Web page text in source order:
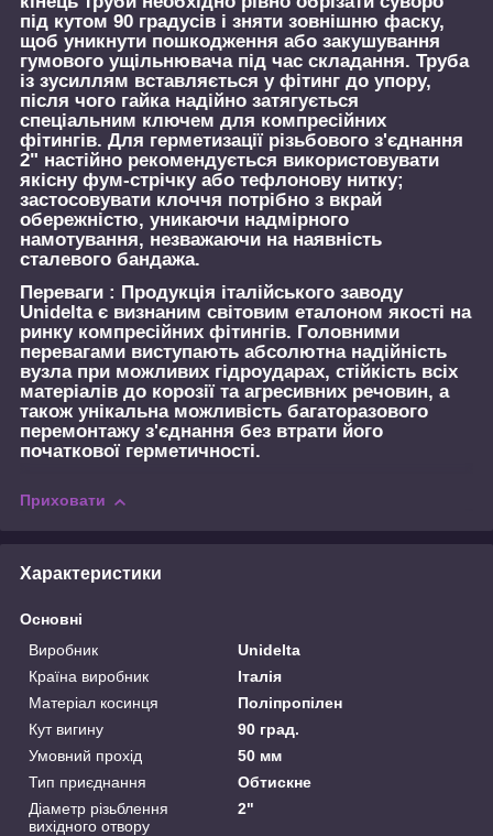
під кутом 90 градусів і зняти зовнішню фаску,
щоб уникнути пошкодження або закушування
гумового ущільнювача під час складання. Труба
із зусиллям вставляється у фітинг до упору,
після чого гайка надійно затягується
спеціальним ключем для компресійних
фітингів. Для герметизації різьбового з'єднання
2" настійно рекомендується використовувати
якісну фум-стрічку або тефлонову нитку;
застосовувати клоччя потрібно з вкрай
обережністю, уникаючи надмірного
намотування, незважаючи на наявність
сталевого бандажа.
Переваги : Продукція італійського заводу
Unidelta є визнаним світовим еталоном якості на
ринку компресійних фітингів. Головними
перевагами виступають абсолютна надійність
вузла при можливих гідроударах, стійкість всіх
матеріалів до корозії та агресивних речовин, а
також унікальна можливість багаторазового
перемонтажу з'єднання без втрати його
початкової герметичності.
Приховати
Характеристики
Основні
Виробник
Unidelta
Країна виробник
Італія
Матеріал косинця
Поліпропілен
Кут вигину
90 град.
Умовний прохід
50 мм
Тип приєднання
Обтискне
Діаметр різьблення
вихідного отвору
2"